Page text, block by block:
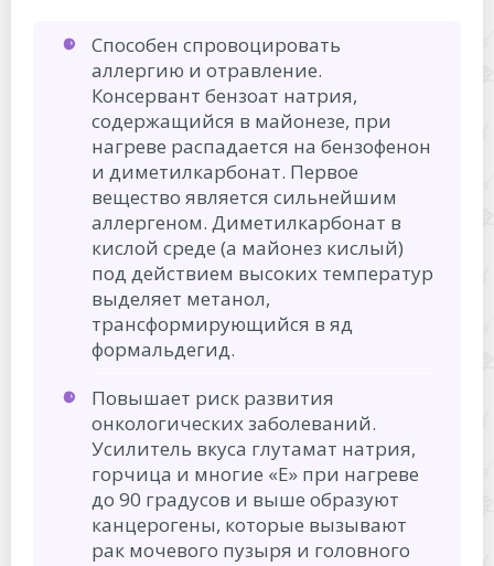
Способен спровоцировать
аллергию и отравление.
Консервант бензоат натрия,
содержащийся в майонезе, при
нагреве распадается на бензофенон
и диметилкарбонат. Первое
вещество является сильнейшим
аллергеном. Диметилкарбонат в
кислой среде (а майонез кислый)
под действием высоких температур
выделяет метанол,
трансформирующийся в яд
формальдегид.
Повышает риск развития
онкологических заболеваний.
Усилитель вкуса глутамат натрия,
горчица и многие «Е» при нагреве
до 90 градусов и выше образуют
канцерогены, которые вызывают
рак мочевого пузыря и головного